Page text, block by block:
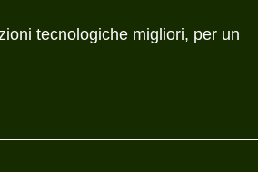
tecnologiche migliori, per un